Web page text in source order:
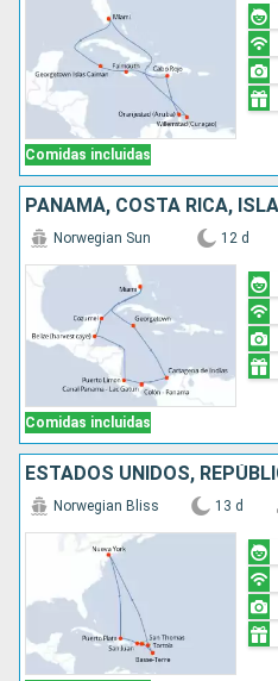
Comidas incluidas
Comidas incluidas
Norwegian Sun 12 d
Norwegian Bliss 13 d